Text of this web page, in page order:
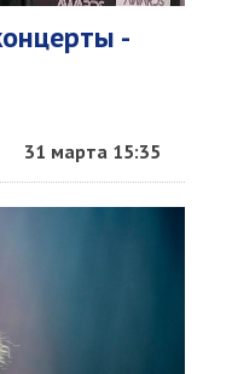
-
31 марта 15:35